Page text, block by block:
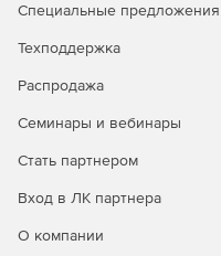
использующих
к среде выполнения
связь по временно
для
значениями.
Автоматическая
обработкой
Специальные предложения
Техподдержка
Распродажа
Семинары и вебинары
Стать партнером
Вход в ЛК партнера
О компании